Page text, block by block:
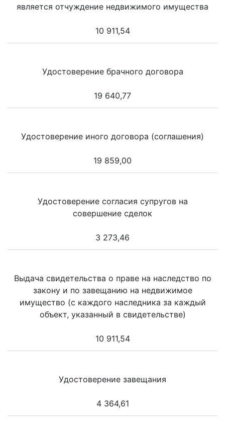
является отчуждение недвижимого имущества
10 911,54
Удостоверение брачного договора
19 640,77
Удостоверение иного договора (соглашения)
19 859,00
Удостоверение согласия супругов на
совершение сделок
3 273,46
Выдача свидетельства о праве на наследство по
закону и по завещанию на недвижимое
имущество (с каждого наследника за каждый
объект, указанный в свидетельстве)
10 911,54
Удостоверение завещания
4 364,61